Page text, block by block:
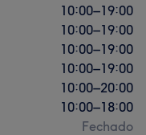
10:00–19:00
10:00–19:00
10:00–19:00
10:00–19:00
10:00–20:00
10:00–18:00
Fechado